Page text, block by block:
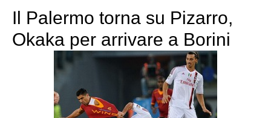
Il Palermo torna su Pizarro,
Okaka per arrivare a Borini